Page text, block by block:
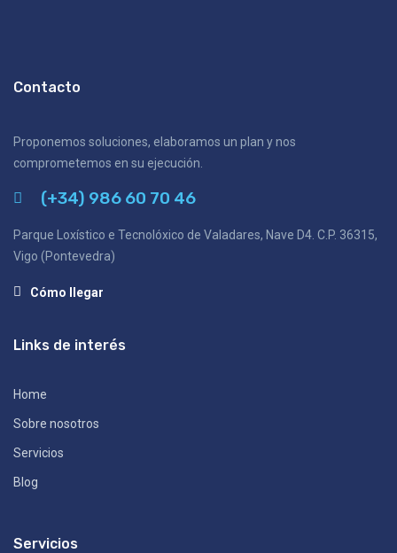
Contacto
Proponemos soluciones, elaboramos un plan y nos
comprometemos en su ejecución.
(+34) 986 60 70 46
Parque Loxístico e Tecnolóxico de Valadares, Nave D4. C.P. 36315,
Vigo (Pontevedra)
Cómo llegar
Links de interés
Home
Sobre nosotros
Servicios
Blog
Servicios